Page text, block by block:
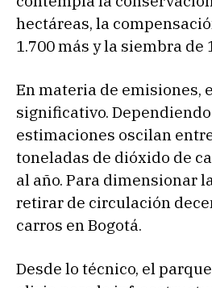
hectáreas, la
1.700 más y la siembra de
En materia de emisiones,
significativo.
estimaciones oscilan
toneladas de dióxido de
al año. Para dimensionar
retirar de circulación
carros en Bogotá.
Desde lo técnico, el